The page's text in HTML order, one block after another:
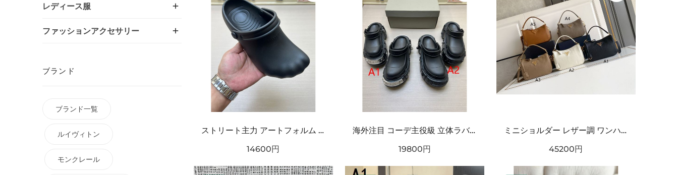
ストリート主力 アートフォルム ワンタッチ着脱 耐久ソール BALENCIAGA バーバリー コピー クロッグシューズ リラックスモード
14600円
海外注目 コーデ主役級 立体ラバー構造 クッション性良好 BALENCIAGA バーバリー コピー クロッグシューズ 耐久ソール エッジィモード
19800円
ミニショルダー レザー調 ワンハンドルデザイン PRADA プラダ コピー バッグ ゴールドロゴ カラーバリエーション豊富 2WAY通勤スタイル
45200円
レディース服
ファッションアクセサリー
ブランド
ブランド一覧
ルイヴィトン
モンクレール